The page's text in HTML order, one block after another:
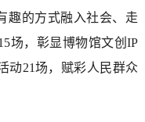
趣的方式融入社会、走
场，彰显博物馆文创IP
动21场，赋彩人民群众